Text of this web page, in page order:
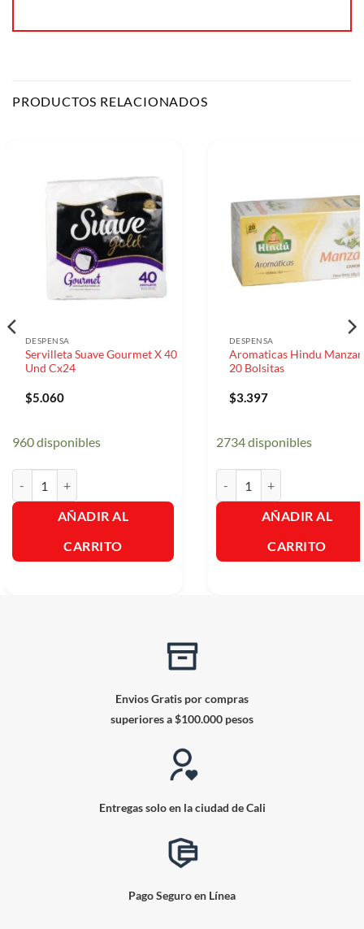
PRODUCTOS RELACIONADOS
DESPENSA
Servilleta Suave Gourmet X 40
Und Cx24
$5.060
960 disponibles
AÑADIR AL
CARRITO
DESPENSA
Aromaticas Hindu
20 Bolsitas
$3.397
2734 disponibles
AÑADIR AL
CARRITO
Envios Gratis por compras
superiores a $100.000 pesos
Entregas solo en la ciudad de Cali
Pago Seguro en Línea